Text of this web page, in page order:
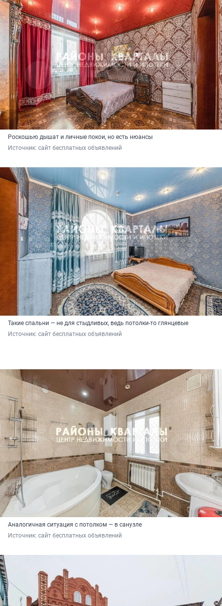
Роскошью дышат и личные покои, но есть нюансы
Источник: сайт бесплатных объявлений
Такие спальни — не для стыдливых, ведь потолки-то глянцевые
Источник: сайт бесплатных объявлений
Аналогичная ситуация с потолком — в санузле
Источник: сайт бесплатных объявлений